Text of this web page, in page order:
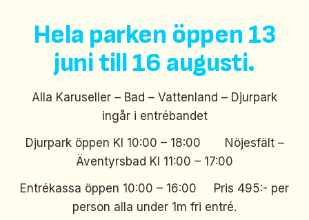
Hela parken öppen 13
juni till 16 augusti.
Alla Karuseller – Bad – Vattenland – Djurpark
ingår i entrébandet
Djurpark öppen Kl 10:00 – 18:00 Nöjesfält –
Äventyrsbad Kl 11:00 – 17:00
Entrékassa öppen 10:00 – 16:00 Pris 495:- per
person alla under 1m fri entré.